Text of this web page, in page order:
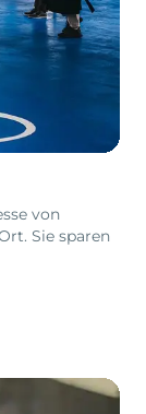
von
Sie sparen